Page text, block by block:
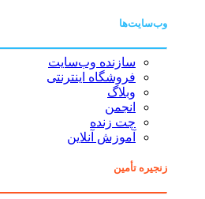
وب‌سایت‌ها
سازنده وب‌سایت
فروشگاه اینترنتی
وبلاگ
انجمن
چت زنده
آموزش آنلاین
زنجیره تأمین